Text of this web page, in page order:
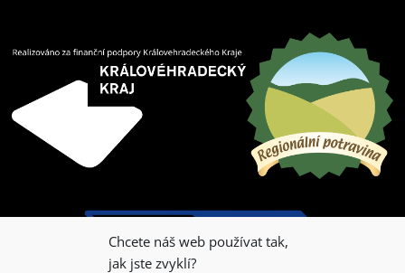
Chcete náš web používat tak,
jak jste zvyklí?